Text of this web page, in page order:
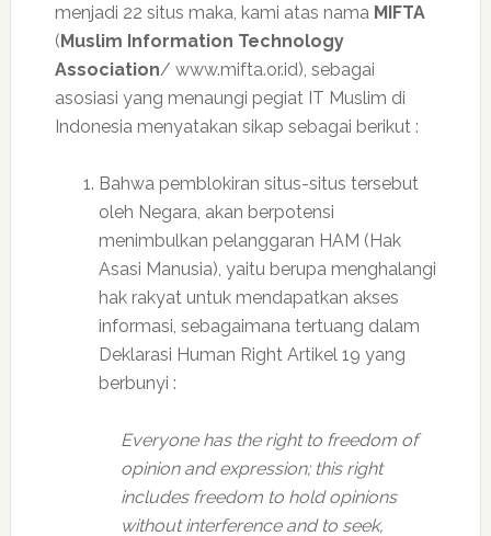
menjadi 22 situs maka, kami atas nama MIFTA
(Muslim Information Technology
Association/ www.mifta.or.id), sebagai
asosiasi yang menaungi pegiat IT Muslim di
Indonesia menyatakan sikap sebagai berikut :
Bahwa pemblokiran situs-situs tersebut
oleh Negara, akan berpotensi
menimbulkan pelanggaran HAM (Hak
Asasi Manusia), yaitu berupa menghalangi
hak rakyat untuk mendapatkan akses
informasi, sebagaimana tertuang dalam
Deklarasi Human Right Artikel 19 yang
berbunyi :
Everyone has the right to freedom of
opinion and expression; this right
includes freedom to hold opinions
without interference and to seek,